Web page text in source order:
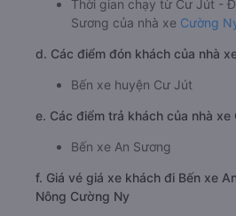
Thời gian chạy từ Cư Jút -
Sương của nhà xe Cường
d. Các điểm đón khách của nhà
Bến xe huyện Cư Jút
e. Các điểm trả khách của nhà xe
Bến xe An Sương
f. Giá vé giá xe khách đi Bến xe
Nông Cường Ny